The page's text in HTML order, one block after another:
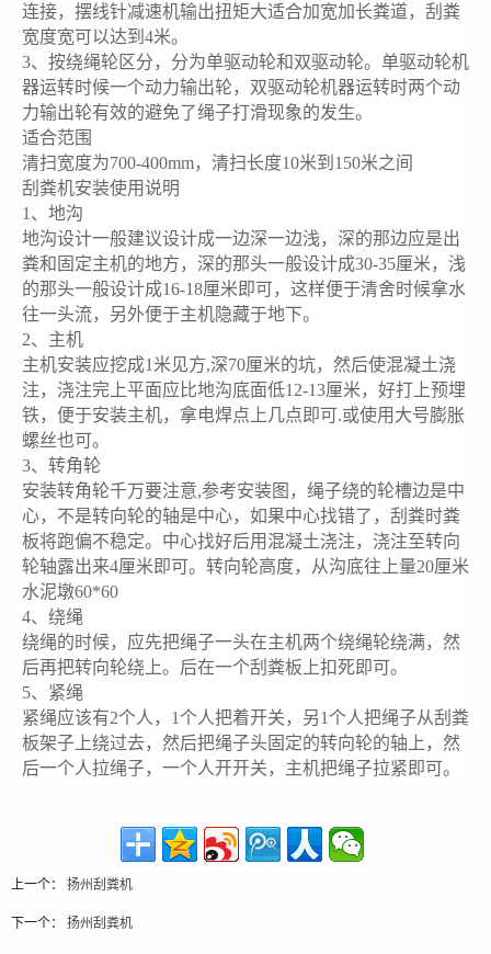
连接，摆线针减速机输出扭矩大适合加宽加长粪道，刮粪
宽度宽可以达到4米。
3、按绕绳轮区分，分为单驱动轮和双驱动轮。单驱动轮机
器运转时候一个动力输出轮，双驱动轮机器运转时两个动
力输出轮有效的避免了绳子打滑现象的发生。
适合范围
清扫宽度为700-400mm，清扫长度10米到150米之间
刮粪机安装使用说明
1、地沟
地沟设计一般建议设计成一边深一边浅，深的那边应是出
粪和固定主机的地方，深的那头一般设计成30-35厘米，浅
的那头一般设计成16-18厘米即可，这样便于清舍时候拿水
往一头流，另外便于主机隐藏于地下。
2、主机
主机安装应挖成1米见方,深70厘米的坑，然后使混凝土浇
注，浇注完上平面应比地沟底面低12-13厘米，好打上预埋
铁，便于安装主机，拿电焊点上几点即可.或使用大号膨胀
螺丝也可。
3、转角轮
安装转角轮千万要注意,参考安装图，绳子绕的轮槽边是中
心，不是转向轮的轴是中心，如果中心找错了，刮粪时粪
板将跑偏不稳定。中心找好后用混凝土浇注，浇注至转向
轮轴露出来4厘米即可。转向轮高度，从沟底往上量20厘米
水泥墩60*60
4、绕绳
绕绳的时候，应先把绳子一头在主机两个绕绳轮绕满，然
后再把转向轮绕上。后在一个刮粪板上扣死即可。
5、紧绳
紧绳应该有2个人，1个人把着开关，另1个人把绳子从刮粪
板架子上绕过去，然后把绳子头固定的转向轮的轴上，然
后一个人拉绳子，一个人开开关，主机把绳子拉紧即可。
上一个： 扬州刮粪机
下一个： 扬州刮粪机